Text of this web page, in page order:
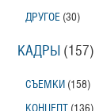
ДРУГОЕ (30)
КАДРЫ (157)
СЪЕМКИ (158)
КОНЦЕПТ (136)